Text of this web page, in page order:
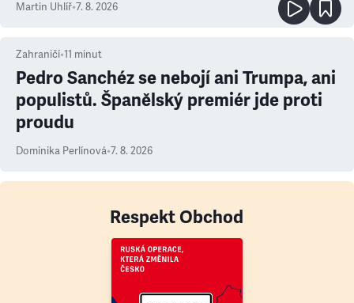
Martin Uhlíř•7. 8. 2026
Zahraničí•11 minut
Pedro Sanchéz se nebojí ani Trumpa, ani
populistů. Španělský premiér jde proti
proudu
Dominika Perlínová•7. 8. 2026
Respekt Obchod